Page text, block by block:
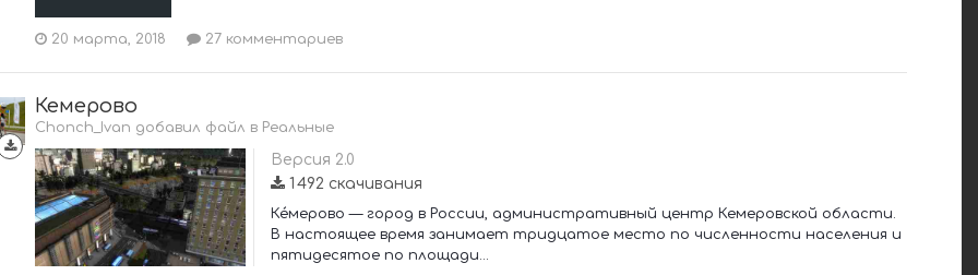
20 марта, 2018 27 комментариев
Кемерово
Chonch_Ivan добавил файл в Реальные
Версия 2.0
1 492 скачивания
Ке́мерово — город в России, административный центр Кемеровской области.
В настоящее время занимает тридцатое место по численности населения и
пятидесятое по площади...